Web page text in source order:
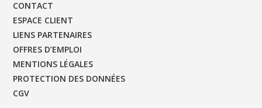
CONTACT
ESPACE CLIENT
LIENS PARTENAIRES
OFFRES D’EMPLOI
MENTIONS LÉGALES
PROTECTION DES DONNÉES
CGV